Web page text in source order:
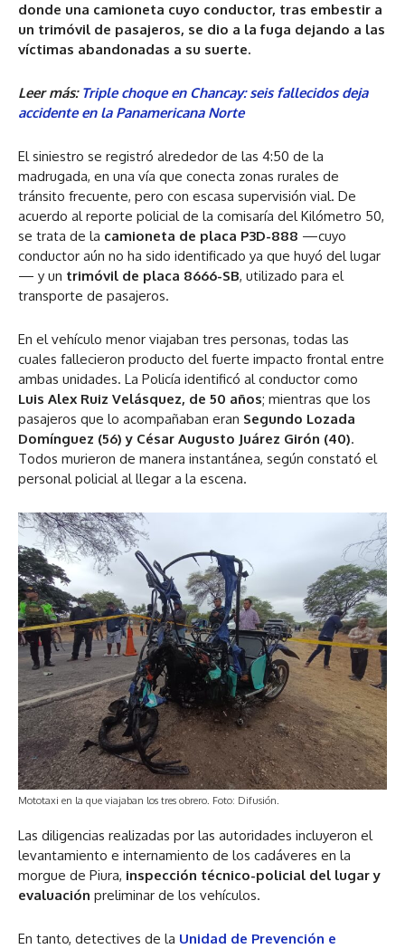
donde una camioneta cuyo conductor, tras embestir a
un trimóvil de pasajeros, se dio a la fuga dejando a las
víctimas abandonadas a su suerte.
Leer más: Triple choque en Chancay: seis fallecidos deja
accidente en la Panamericana Norte
El siniestro se registró alrededor de las 4:50 de la
madrugada, en una vía que conecta zonas rurales de
tránsito frecuente, pero con escasa supervisión vial. De
acuerdo al reporte policial de la comisaría del Kilómetro 50,
se trata de la camioneta de placa P3D-888 —cuyo
conductor aún no ha sido identificado ya que huyó del lugar
— y un trimóvil de placa 8666-SB, utilizado para el
transporte de pasajeros.
En el vehículo menor viajaban tres personas, todas las
cuales fallecieron producto del fuerte impacto frontal entre
ambas unidades. La Policía identificó al conductor como
Luis Alex Ruiz Velásquez, de 50 años; mientras que los
pasajeros que lo acompañaban eran Segundo Lozada
Domínguez (56) y César Augusto Juárez Girón (40).
Todos murieron de manera instantánea, según constató el
personal policial al llegar a la escena.
Mototaxi en la que viajaban los tres obrero. Foto: Difusión.
Las diligencias realizadas por las autoridades incluyeron el
levantamiento e internamiento de los cadáveres en la
morgue de Piura, inspección técnico-policial del lugar y
evaluación preliminar de los vehículos.
En tanto, detectives de la Unidad de Prevención e